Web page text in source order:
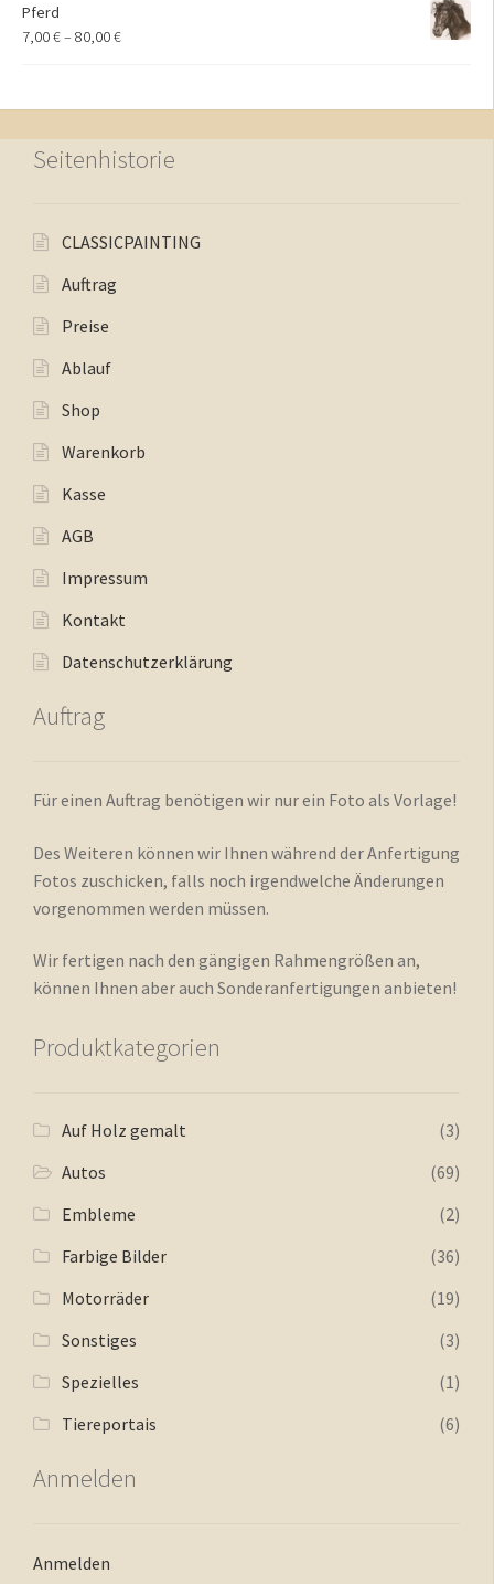
Pferd
7,00€– 80,00€
Seitenhistorie
CLASSICPAINTING
Auftrag
Preise
Ablauf
Shop
Warenkorb
Kasse
AGB
Impressum
Kontakt
Datenschutzerklärung
Auftrag
Für einen Auftrag benötigen wir nur ein Foto als Vorlage!
Des Weiteren können wir Ihnen während der Anfertigung
Fotos zuschicken, falls noch irgendwelche Änderungen
vorgenommen werden müssen.
Wir fertigen nach den gängigen Rahmengrößen an,
können Ihnen aber auch Sonderanfertigungen anbieten!
Produktkategorien
Auf Holz gemalt
(3)
Autos
(69)
Embleme
(2)
Farbige Bilder
(36)
Motorräder
(19)
Sonstiges
(3)
Spezielles
(1)
Tiereportais
(6)
Anmelden
Anmelden